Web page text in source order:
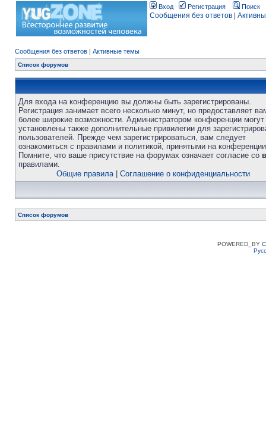
Вход Регистрация Поиск
Сообщения без ответов
Сообщения без ответов | Активные темы
Список форумов
Для входа на конференцию вы должны быть зарегистрированы.
Регистрация занимает всего несколько минут, но предоставляет
более широкие возможности. Администратором конференции
установлены также дополнительные привилегии для
пользователей. Прежде чем зарегистрироваться, вам следует
ознакомиться с правилами и политикой, принятыми на
Помните, что ваше присутствие на форумах означает согласие со
правилами.
Общие правила| Соглашение о конфиденциальности
Список форумов
POWERED_BY